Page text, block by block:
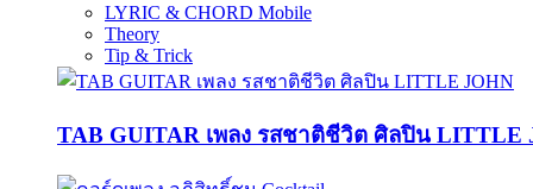
LYRIC & CHORD Mobile
Theory
Tip & Trick
TAB GUITAR เพลง รสชาติชีวิต ศิลปิน LITTLE